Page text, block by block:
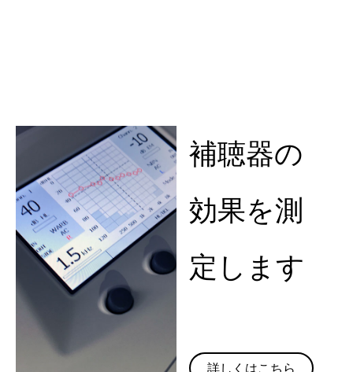
補聴器の
効果を測
定します
詳しくはこちら